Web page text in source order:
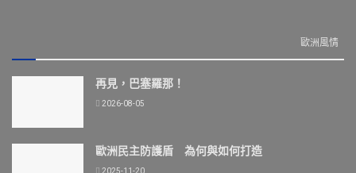
歐洲風情
再見，巴塞羅那！
2026-08-05
歐洲民主防護盾 為何與如何打造
2025-11-20